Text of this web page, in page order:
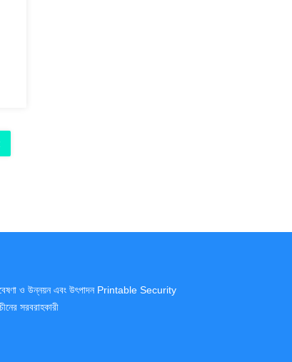
ও উন্নয়ন এবং উৎপাদন Printable Security
সরবরাহকারী